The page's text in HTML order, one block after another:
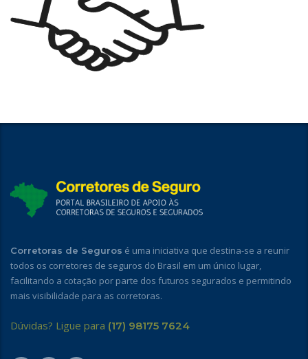
Corretoras de Seguros é uma iniciativa que destina-se a reunir
todos os corretores de seguros do Brasil em um único lugar,
facilitando a cotação por parte dos futuros segurados e permitindo
mais visibilidade para as corretoras.
Dúvidas? Ligue para (17) 98175 7624